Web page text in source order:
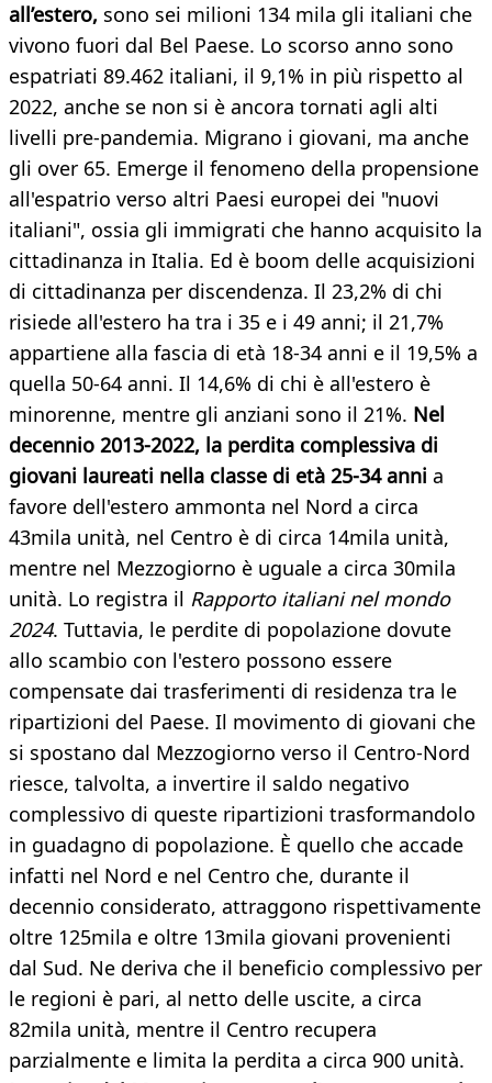
all’estero, sono sei milioni 134 mila gli italiani che
vivono fuori dal Bel Paese. Lo scorso anno sono
espatriati 89.462 italiani, il 9,1% in più rispetto al
2022, anche se non si è ancora tornati agli alti
livelli pre-pandemia. Migrano i giovani, ma anche
gli over 65. Emerge il fenomeno della propensione
all'espatrio verso altri Paesi europei dei "nuovi
italiani", ossia gli immigrati che hanno acquisito la
cittadinanza in Italia. Ed è boom delle acquisizioni
di cittadinanza per discendenza. Il 23,2% di chi
risiede all'estero ha tra i 35 e i 49 anni; il 21,7%
appartiene alla fascia di età 18-34 anni e il 19,5% a
quella 50-64 anni. Il 14,6% di chi è all'estero è
minorenne, mentre gli anziani sono il 21%. Nel
decennio 2013-2022, la perdita complessiva di
giovani laureati nella classe di età 25-34 anni a
favore dell'estero ammonta nel Nord a circa
43mila unità, nel Centro è di circa 14mila unità,
mentre nel Mezzogiorno è uguale a circa 30mila
unità. Lo registra il Rapporto italiani nel mondo
2024. Tuttavia, le perdite di popolazione dovute
allo scambio con l'estero possono essere
compensate dai trasferimenti di residenza tra le
ripartizioni del Paese. Il movimento di giovani che
si spostano dal Mezzogiorno verso il Centro-Nord
riesce, talvolta, a invertire il saldo negativo
complessivo di queste ripartizioni trasformandolo
in guadagno di popolazione. È quello che accade
infatti nel Nord e nel Centro che, durante il
decennio considerato, attraggono rispettivamente
oltre 125mila e oltre 13mila giovani provenienti
dal Sud. Ne deriva che il beneficio complessivo per
le regioni è pari, al netto delle uscite, a circa
82mila unità, mentre il Centro recupera
parzialmente e limita la perdita a circa 900 unità.